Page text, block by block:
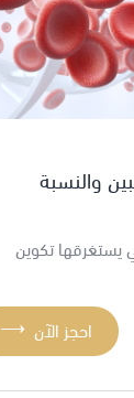
والنسبة
يستغرقها تكوين
⟶ احجز الآن